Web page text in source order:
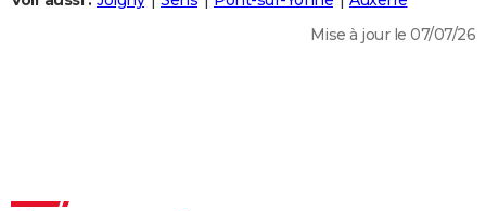
DICTIONNAIRE
Mise à jour le 07/07/26